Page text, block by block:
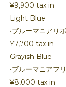
¥9,900 tax in
Light Blue
•ブルーマニアリ
¥7,700 tax in
Grayish Blue
•ブルーマニアフ
¥8,000 tax in